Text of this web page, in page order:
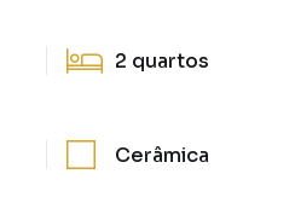
2 quartos
Cerâmica